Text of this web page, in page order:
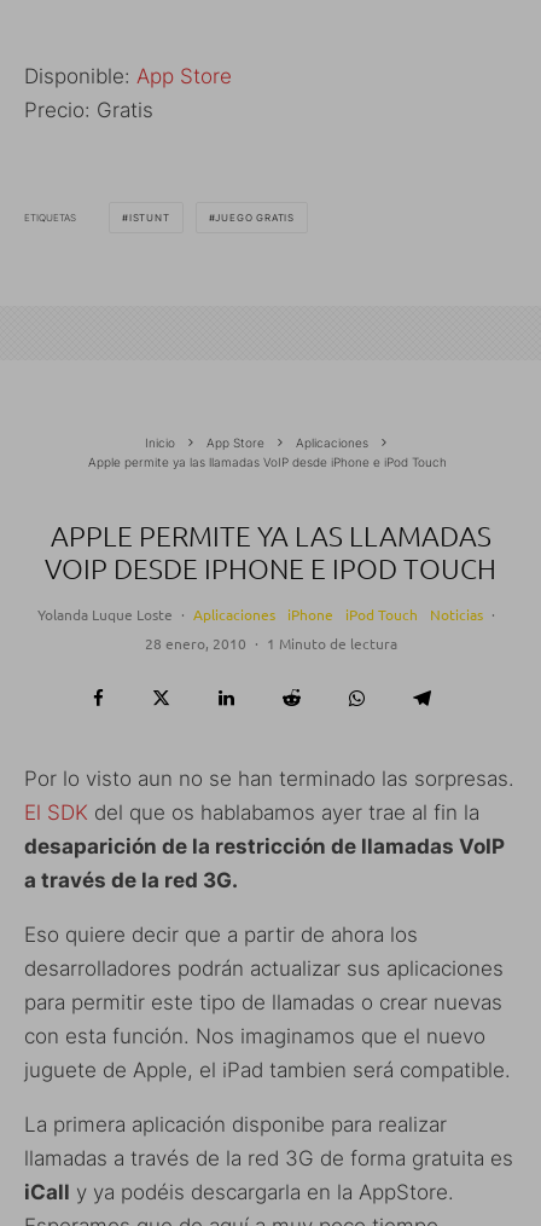
Disponible: App Store
Precio: Gratis
ETIQUETAS ISTUNT JUEGO GRATIS
Inicio App Store
Aplicaciones
Apple permite ya las llamadas VoIP desde iPhone e iPod Touch
APPLE PERMITE YA LAS LLAMADAS
VOIP DESDE IPHONE E IPOD TOUCH
Yolanda Luque Loste · Aplicaciones iPhone iPod Touch Noticias ·
28 enero, 2010 · 1 Minuto de lectura
Por lo visto aun no se han terminado las sorpresas.
El SDK del que os hablabamos ayer trae al fin la
desaparición de la restricción de llamadas VoIP
a través de la red 3G.
Eso quiere decir que a partir de ahora los
desarrolladores podrán actualizar sus aplicaciones
para permitir este tipo de llamadas o crear nuevas
con esta función. Nos imaginamos que el nuevo
juguete de Apple, el iPad tambien será compatible.
La primera aplicación disponibe para realizar
llamadas a través de la red 3G de forma gratuita es
iCall y ya podéis descargarla en la AppStore.